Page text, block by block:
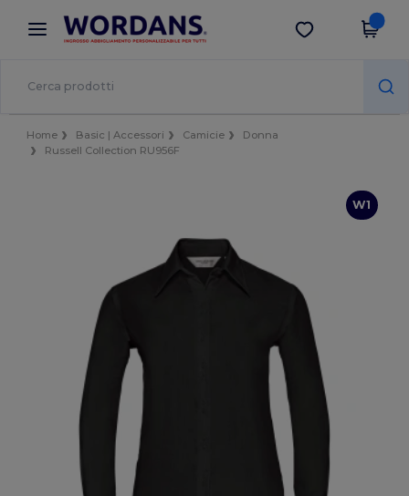
× App Wordans
Prezzi migliori sull'app!
Scarica app
Home Basic | Accessori Camicie
Donna
Russell Collection RU956F
W1